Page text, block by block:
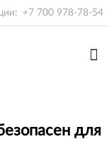
+7 700 978-78-54
для